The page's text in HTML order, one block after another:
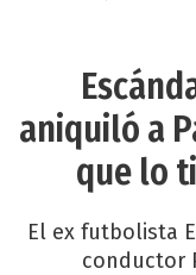
aniquiló a
que lo
El ex futbolista
conductor